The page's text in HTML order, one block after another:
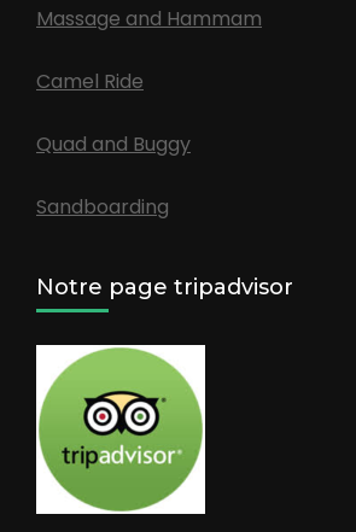
Massage and Hammam
Camel Ride
Quad and Buggy
Sandboarding
Notre page tripadvisor